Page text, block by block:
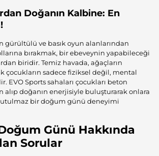
Doğanın Kalbine: En
gürültülü ve basık oyun alanlarından
bırakmak, bir ebeveynin yapabileceği
biridir. Temiz havada, ağaçların
çocukların sadece fiziksel değil, mental
EVO Sports sahaları çocukları beton
alıp doğanın enerjisiyle buluşturarak onlara
bir doğum günü deneyimi
Günü Hakkında
Sorular